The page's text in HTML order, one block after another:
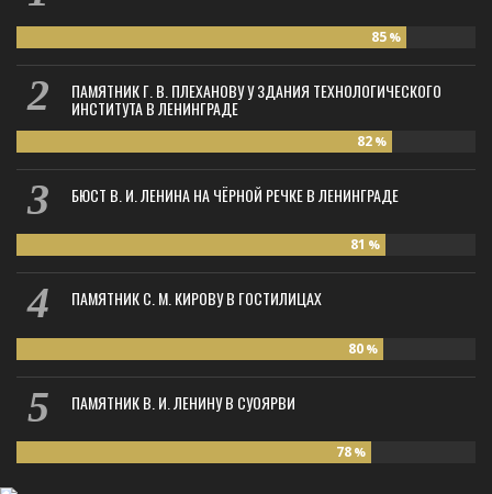
85 %
ПАМЯТНИК Г. В. ПЛЕХАНОВУ У ЗДАНИЯ ТЕХНОЛОГИЧЕСКОГО
ИНСТИТУТА В ЛЕНИНГРАДЕ
82 %
БЮСТ В. И. ЛЕНИНА НА ЧЁРНОЙ РЕЧКЕ В ЛЕНИНГРАДЕ
81 %
ПАМЯТНИК С. М. КИРОВУ В ГОСТИЛИЦАХ
80 %
ПАМЯТНИК В. И. ЛЕНИНУ В СУОЯРВИ
78 %